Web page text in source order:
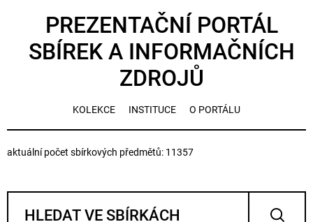
PREZENTAČNÍ PORTÁL
SBÍREK A INFORMAČNÍCH
ZDROJŮ
KOLEKCE INSTITUCE O PORTÁLU
aktuální počet sbírkových předmětů: 11357